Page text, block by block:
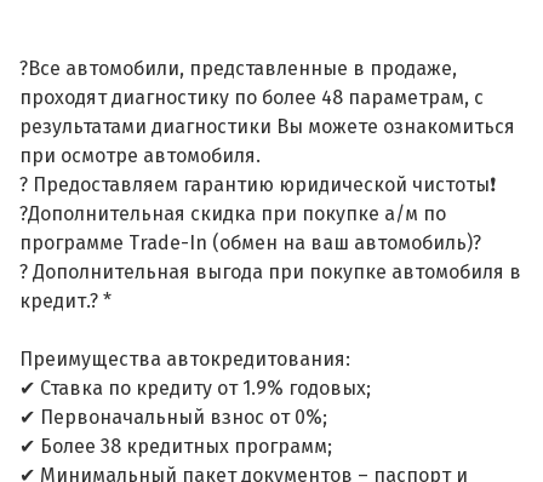
?Все автомобили, представленные в продаже,
проходят диагностику по более 48 параметрам, с
результатами диагностики Вы можете ознакомиться
при осмотре автомобиля.
? Предоставляем гарантию юридической чистоты❗
?Дополнительная скидка при покупке а/м по
программе Trade-In (обмен на ваш автомобиль)?
? Дополнительная выгода при покупке автомобиля в
кредит.? *
Преимущества автокредитования:
✔ Ставка по кредиту от 1.9% годовых;
✔ Первоначальный взнос от 0%;
✔ Более 38 кредитных программ;
✔ Минимальный пакет документов – паспорт и